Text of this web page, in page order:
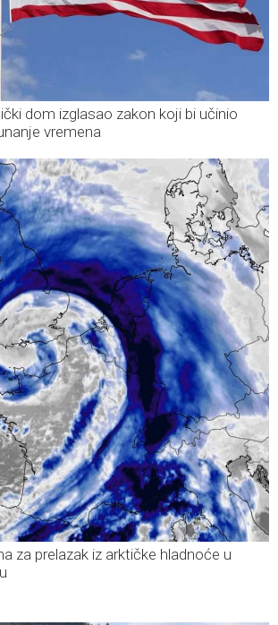
dom izglasao zakon koji bi učinio
vremena
za prelazak iz arktičke hladnoće u